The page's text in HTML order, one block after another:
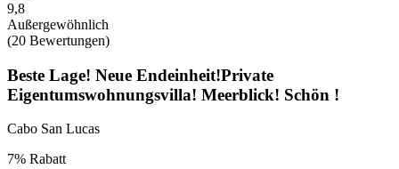
9,8
Außergewöhnlich
(20 Bewertungen)
Beste Lage! Neue Endeinheit!Private
Eigentumswohnungsvilla! Meerblick! Schön !
Cabo San Lucas
7% Rabatt